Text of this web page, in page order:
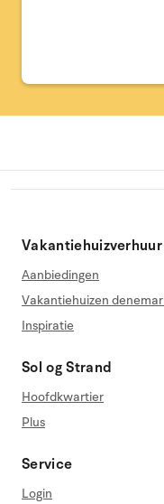
Aanbiedingen
Vakantiehuizen
Inspiratie
Sol og Strand
Hoofdkwartier
Plus
Service
Login